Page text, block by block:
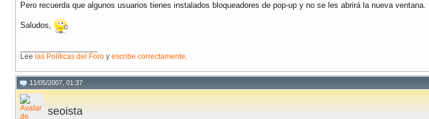
Pero recuerda que algunos usuarios tienes instalados bloqueadores de pop-up y no se les abrirá la nueva ventana.
Saludos,
Lee las Políticas del Foro y escribe correctamente.
11/05/2007, 01:37
seoista